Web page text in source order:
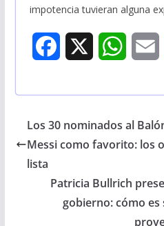
impotencia tuvieran alguna
e
o
o
W
t
A
i
Los 30 nominados al
Messi como favorito: los
lista
Patricia Bullrich
gobierno: cómo